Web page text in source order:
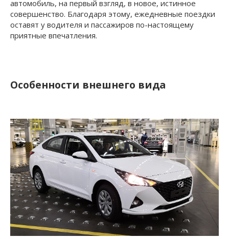
автомобиль, на первый взгляд, в новое, истинное
совершенство. Благодаря этому, ежедневные поездки
оставят у водителя и пассажиров по-настоящему
приятные впечатления.
Особенности внешнего вида